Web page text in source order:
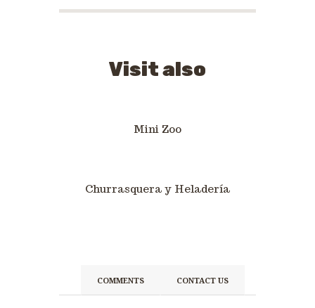
Visit also
Mini Zoo
Churrasquera y Heladería
COMMENTS CONTACT US